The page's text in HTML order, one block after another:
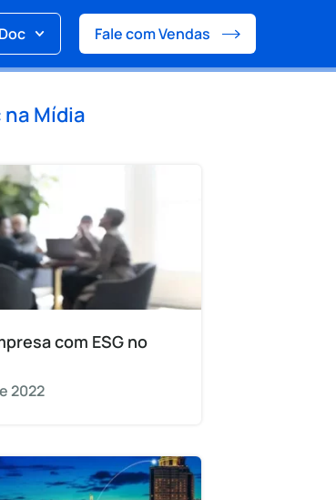
Fale com Vendas
na Mídia
com ESG no
2022